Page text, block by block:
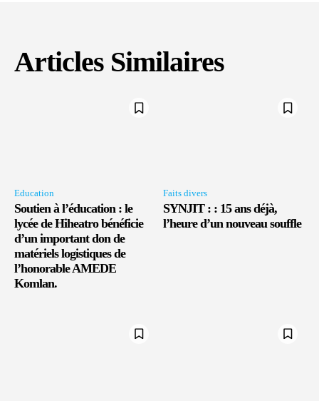
Articles Similaires
Education
Soutien à l’éducation : le
lycée de Hiheatro bénéficie
d’un important don de
matériels logistiques de
l’honorable AMEDE
Komlan.
Faits divers
SYNJIT : : 15 ans déjà,
l’heure d’un nouveau souffle